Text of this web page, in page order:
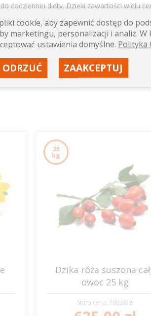
codziennej diety. Dzięki zawartości wielu
oraz odpornościowego
konia.
sposób naturalny. Warto wzbogacić dietę
dla koni, które dbają o skórę i sierść.
oraz smakołyki dla koni, które stanowią
25
kg
Dzika róża suszona
owoc 25 kg
Stara cena: 700,00 zł
cookie, aby zapewnić dostęp do
marketingu, personalizacji i analiz. W
ustawienia domyślne. Polityka
ODRZUĆ ZAAKCEPTUJ